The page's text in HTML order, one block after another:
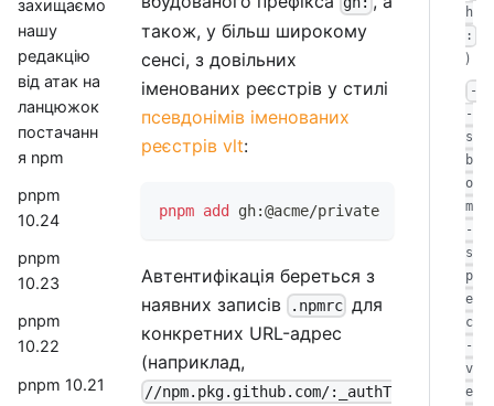
захищаємо
нашу
редакцію
від атак на
ланцюжок
постачанн
я npm
pnpm
10.24
pnpm
10.23
pnpm
10.22
pnpm 10.21
також, у більш широкому
сенсі, з довільних
іменованих реєстрів у стилі
псевдонімів іменованих
реєстрів vlt:
pnpm add gh:@acme/private
Автентифікація береться з
наявних записів
.npmrc для
конкретних URL-адрес
(наприклад,
//npm.pkg.github.com/:_authT
h
:
)
-
-
s
b
o
m
-
s
p
e
c
-
v
e